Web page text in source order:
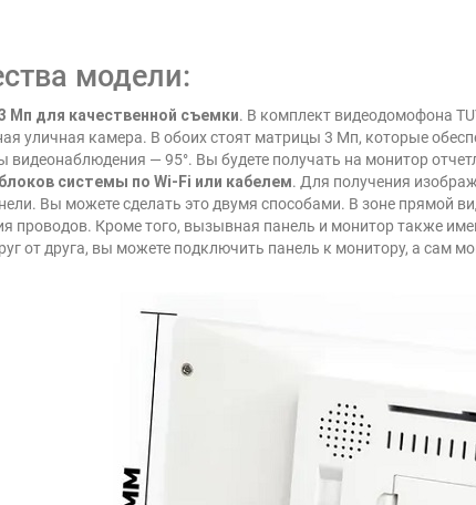
модели:
Мп для качественной съемки. В комплект видеодомофона
уличная камера. В обоих стоят матрицы 3 Мп, которые
видеонаблюдения — 95°. Вы будете получать на монитор
системы по Wi-Fi или кабелем. Для получения
Вы можете сделать это двумя способами. В зоне прямой
проводов. Кроме того, вызывная панель и монитор также
от друга, вы можете подключить панель к монитору, а сам